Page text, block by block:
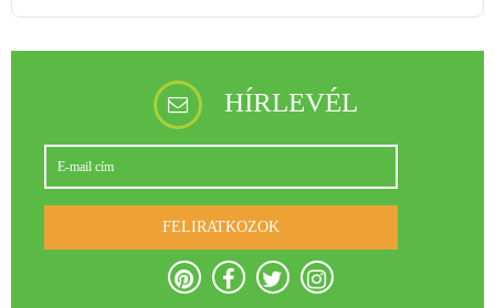
HÍRLEVÉL
FELIRATKOZOK